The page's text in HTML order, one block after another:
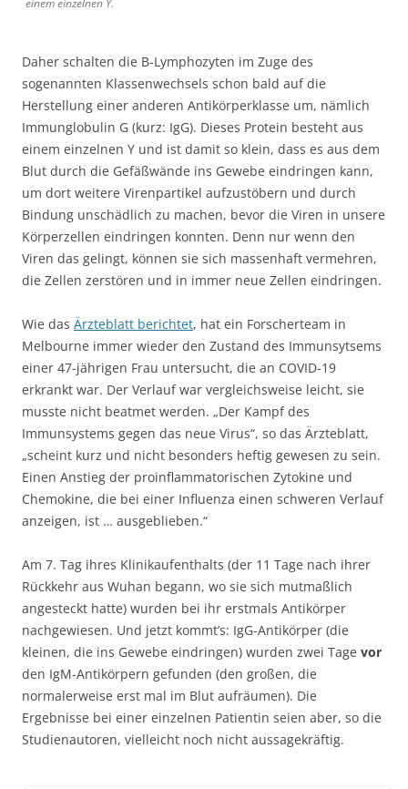
Daher schalten die B-Lymphozyten im Zuge des
sogenannten Klassenwechsels schon bald auf die
Herstellung einer anderen Antikörperklasse um, nämlich
Immunglobulin G (kurz: IgG). Dieses Protein besteht aus
einem einzelnen Y und ist damit so klein, dass es aus dem
Blut durch die Gefäßwände ins Gewebe eindringen kann,
um dort weitere Virenpartikel aufzustöbern und durch
Bindung unschädlich zu machen, bevor die Viren in unsere
Körperzellen eindringen konnten. Denn nur wenn den
Viren das gelingt, können sie sich massenhaft vermehren,
die Zellen zerstören und in immer neue Zellen eindringen.
Wie das Ärzteblatt berichtet, hat ein Forscherteam in
Melbourne immer wieder den Zustand des Immunsytsems
einer 47-jährigen Frau untersucht, die an COVID-19
erkrankt war. Der Verlauf war vergleichsweise leicht, sie
musste nicht beatmet werden. „Der Kampf des
Immunsystems gegen das neue Virus“, so das Ärzteblatt,
„scheint kurz und nicht besonders heftig gewesen zu sein.
Einen Anstieg der proinflammatorischen Zytokine und
Chemo­kine, die bei einer Influenza einen schweren Verlauf
anzeigen, ist … ausgeblieben.“
Am 7. Tag ihres Klinikaufenthalts (der 11 Tage nach ihrer
Rückkehr aus Wuhan begann, wo sie sich mutmaßlich
angesteckt hatte) wurden bei ihr erstmals Antikörper
nachgewiesen. Und jetzt kommt’s: IgG-Antikörper (die
kleinen, die ins Gewebe eindringen) wurden zwei Tage vor
den IgM-Antikörpern gefunden (den großen, die
normalerweise erst mal im Blut aufräumen). Die
Ergebnisse bei einer einzelnen Patientin seien aber, so die
Studienautoren, vielleicht noch nicht aussagekräftig.